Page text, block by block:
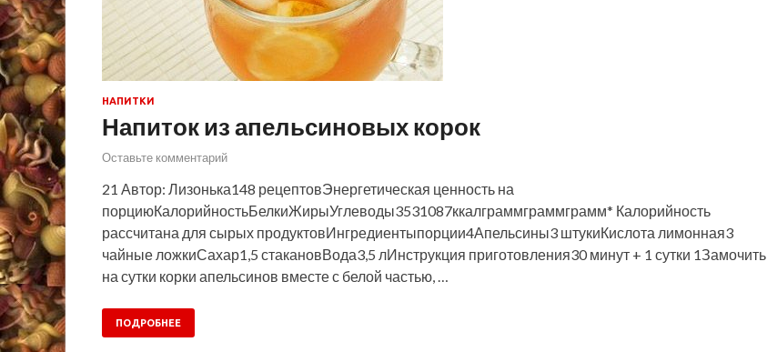
НАПИТКИ
Напиток из апельсиновых корок
Оставьте комментарий
21 Автор: Лизонька148 рецептовЭнергетическая ценность на
порциюКалорийностьБелкиЖирыУглеводы3531087ккалграммграммграмм* Калорийность
рассчитана для сырых продуктовИнгредиентыпорции4Апельсины3 штукиКислота лимонная3
чайные ложкиСахар1,5 стакановВода3,5 лИнструкция приготовления30 минут + 1 сутки 1Замочить
на сутки корки апельсинов вместе с белой частью, …
ПОДРОБНЕЕ